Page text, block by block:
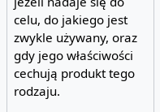
celu, do jakiego jest
zwykle używany, oraz
gdy jego właściwości
cechują produkt tego
rodzaju.